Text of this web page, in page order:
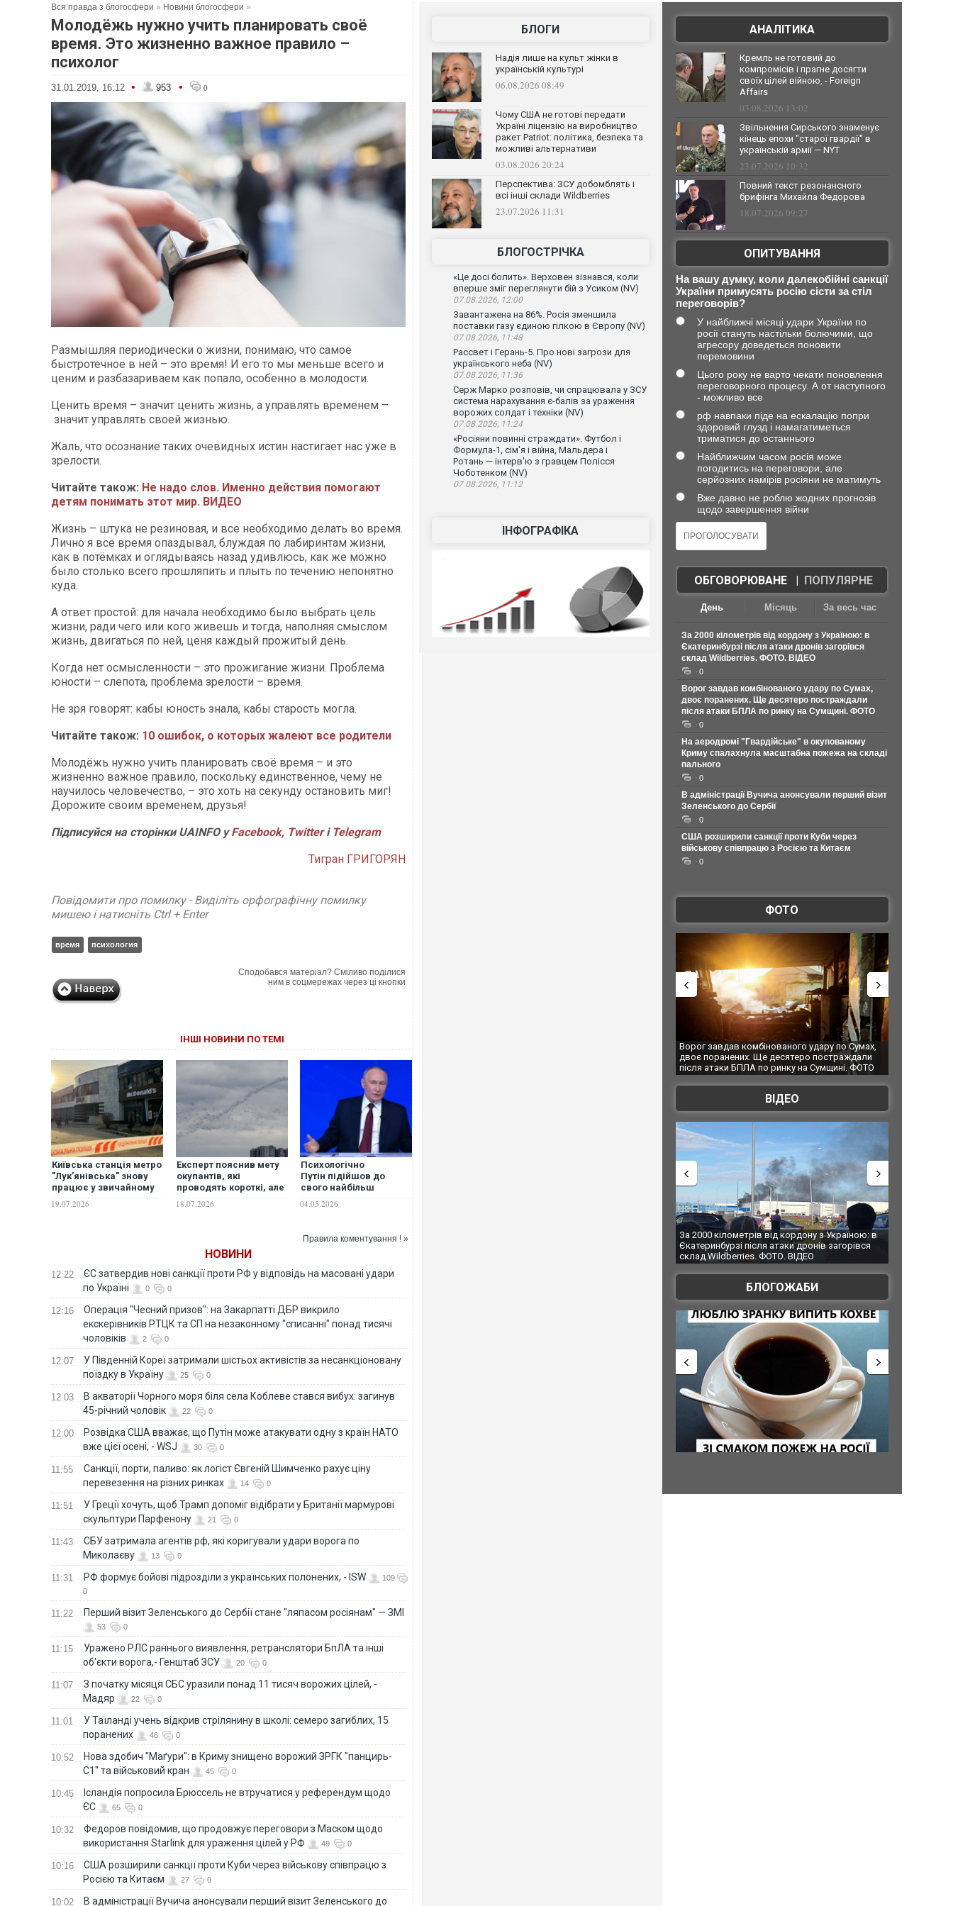
Вся правда з блогосфери » Новини блогосфери »
Молодёжь нужно учить планировать своё
время. Это жизненно важное правило –
психолог
31.01.2019, 16:12 • 953 • 0
Размышляя периодически о жизни, понимаю, что самое
быстротечное в ней – это время! И его то мы меньше всего и
ценим и разбазариваем как попало, особенно в молодости.
Ценить время – значит ценить жизнь, а управлять временем –
значит управлять своей жизнью.
Жаль, что осознание таких очевидных истин настигает нас уже в
зрелости.
Читайте також: Не надо слов. Именно действия помогают
детям понимать этот мир. ВИДЕО
Жизнь – штука не резиновая, и все необходимо делать во время.
Лично я все время опаздывал, блуждая по лабиринтам жизни,
как в потёмках и оглядываясь назад удивлюсь, как же можно
было столько всего прошляпить и плыть по течению непонятно
куда.
А ответ простой: для начала необходимо было выбрать цель
жизни, ради чего или кого живешь и тогда, наполняя смыслом
жизнь, двигаться по ней, ценя каждый прожитый день.
Когда нет осмысленности – это прожигание жизни. Проблема
юности – слепота, проблема зрелости – время.
Не зря говорят: кабы юность знала, кабы старость могла.
Читайте також: 10 ошибок, о которых жалеют все родители
Молодёжь нужно учить планировать своё время – и это
жизненно важное правило, поскольку единственное, чему не
научилось человечество, – это хоть на секунду остановить миг!
Дорожите своим временем, друзья!
Підписуйся на сторінки UAINFO уFacebook, Twitter і Telegram
Тигран ГРИГОРЯН
Повідомити про помилку - Виділіть орфографічну помилку
мишею і натисніть Ctrl + Enter
время психология
Сподобався матеріал? Сміливо поділися
ним в соцмережах через ці кнопки
ІНШІ НОВИНИ ПО ТЕМІ
Київська станція метро
"Лук’янівська" знову
працює у звичайному
19.07.2026
Експерт пояснив мету
окупантів, які
проводять короткі, але
18.07.2026
Психологічно
Путін підійшов до
свого найбільш
політичного становища
04.05.2026
Правила коментування ! »
НОВИНИ
12:22
ЄС затвердив нові санкції проти РФ у відповідь на масовані удари
по Україні
0 0
12:16
Операція "Чесний призов": на Закарпатті ДБР викрило
екскерівників РТЦК та СП на незаконному "списанні" понад тисячі
чоловіків
2 0
12:07
У Південній Кореї затримали шістьох активістів за несанкціоновану
поїздку в Україну
25 0
12:03
В акваторії Чорного моря біля села Коблеве стався вибух: загинув
45-річний чоловік
22 0
12:00
Розвідка США вважає, що Путін може атакувати одну з країн НАТО
вже цієї осені, - WSJ
30 0
11:55
Санкції, порти, паливо: як логіст Євгеній Шимченко рахує ціну
перевезення на різних ринках
14 0
11:51
У Греції хочуть, щоб Трамп допоміг відібрати у Британії мармурові
скульптури Парфенону
21 0
11:43
СБУ затримала агентів рф, які коригували удари ворога по
Миколаєву
13 0
11:31 РФ формує бойові підрозділи з українських полонених, - ISW
109
0
11:22 Перший візит Зеленського до Сербії стане "ляпасом росіянам" — ЗМІ
53 0
11:15
Уражено РЛС раннього виявлення, ретранслятори БпЛА та інші
об'єкти ворога,- Генштаб ЗСУ
20 0
11:07
З початку місяця СБС уразили понад 11 тисяч ворожих цілей, -
Мадяр
22 0
11:01
У Таїланді учень відкрив стрілянину в школі: семеро загиблих, 15
поранених
46 0
10:52
Нова здобич "Маґури": в Криму знищено ворожий ЗРГК "панцирь-
С1" та військовий кран
45 0
10:45
Ісландія попросила Брюссель не втручатися у референдум щодо
ЄС
65 0
10:32
Федоров повідомив, що продовжує переговори з Маском щодо
використання Starlink для ураження цілей у РФ
49 0
10:16
США розширили санкції проти Куби через військову співпрацю з
Росією та Китаєм
27 0
10:02 В адміністрації Вучича анонсували перший візит Зеленського до
БЛОГИ
Надія лише на культ жінки в
українській культурі
06.08.2026 08:49
Чому США не готові передати
Україні ліцензію на виробництво
ракет Patriot: політика, безпека та
можливі альтернативи
03.08.2026 20:24
Перспектива: ЗСУ добомблять і
всі інші склади Wildberries
23.07.2026 11:31
БЛОГОСТРІЧКА
«Це досі болить». Верховен зізнався, коли
вперше зміг переглянути бій з Усиком (NV)
07.08.2026, 12:00
Завантажена на 86%. Росія зменшила
поставки газу єдиною гілкою в Європу (NV)
07.08.2026, 11:48
Рассвет і Герань-5. Про нові загрози для
українського неба (NV)
07.08.2026, 11:36
Серж Марко розповів, чи спрацювала у ЗСУ
система нарахування є-балів за ураження
ворожих солдат і техніки (NV)
07.08.2026, 11:24
«Росіяни повинні страждати». Футбол і
Формула-1, сім'я і війна, Мальдера і
Ротань — інтерв'ю з гравцем Полісся
Чоботенком (NV)
07.08.2026, 11:12
ІНФОГРАФІКА
АНАЛІТИКА
Кремль не готовий до
компромісів і прагне досягти
своїх цілей війною, - Foreign
Affairs
03.08.2026 13:02
Звільнення Сирського знаменує
кінець епохи "старої гвардії" в
українській армії — NYT
23.07.2026 10:32
Повний текст резонансного
брифінга Михайла Федорова
18.07.2026 09:27
ОПИТУВАННЯ
На вашу думку, коли далекобійні санкції
України примусять росію сісти за стіл
переговорів?
У найближчі місяці удари України по
росії стануть настільки болючими, що
агресору доведеться поновити
перемовини
Цього року не варто чекати поновлення
переговорного процесу. А от наступного
- можливо все
рф навпаки піде на ескалацію попри
здоровий глузд і намагатиметься
триматися до останнього
Найближчим часом росія може
погодитись на переговори, але
серйозних намірів росіяни не матимуть
Вже давно не роблю жодних прогнозів
щодо завершення війни
ОБГОВОРЮВАНЕ| ПОПУЛЯРНЕ
День Місяць За весь час
За 2000 кілометрів від кордону з Україною: в
Єкатеринбурзі після атаки дронів загорівся
склад Wildberries. ФОТО. ВІДЕО
0
Ворог завдав комбінованого удару по Сумах,
двоє поранених. Ще десятеро постраждали
після атаки БПЛА по ринку на Сумщині. ФОТО
0
На аеродромі "Гвардійське" в окупованому
Криму спалахнула масштабна пожежа на складі
пального
0
В адміністрації Вучича анонсували перший візит
Зеленського до Сербії
0
США розширили санкції проти Куби через
військову співпрацю з Росією та Китаєм
0
ФОТО
Ворог завдав комбінованого удару по Сумах,
двоє поранених. Ще десятеро постраждали
після атаки БПЛА по ринку на Сумщині. ФОТО
За 2000 кілометрів від кордону з Україною: в
Єкатеринбурзі після атаки дронів загорівся
склад Wildberries. ФОТО. ВІДЕО
ВІДЕО
За 2000 кілометрів від кордону з Україною: в
Єкатеринбурзі після атаки дронів загорівся
В Таїланді футболіст загинув від удару
блискавки під час матчу: ще 12 людей
постраждали. ВІДЕО
БЛОГОЖАБИ